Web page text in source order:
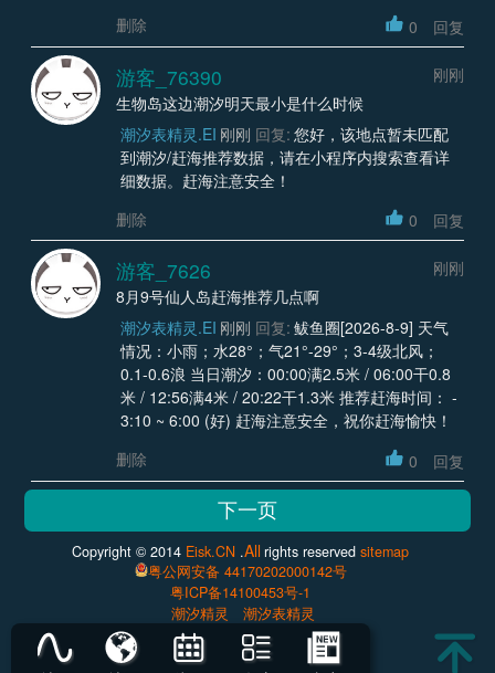
删除
0 回复
游客_76390
刚刚
生物岛这边潮汐明天最小是什么时候
潮汐表精灵.EI 刚刚 回复: 您好，该地点暂未匹配
到潮汐/赶海推荐数据，请在小程序内搜索查看详
细数据。赶海注意安全！
删除
0 回复
游客_7626
刚刚
8月9号仙人岛赶海推荐几点啊
潮汐表精灵.EI 刚刚 回复: 鲅鱼圈[2026-8-9] 天气
情况：小雨；水28°；气21°-29°；3-4级北风；
0.1-0.6浪 当日潮汐：00:00满2.5米 / 06:00干0.8
米 / 12:56满4米 / 20:22干1.3米 推荐赶海时间： -
3:10 ~ 6:00 (好) 赶海注意安全，祝你赶海愉快！
删除
0 回复
Copyright © 2014 Eisk.CN .Allrights reservedsitemap
粤公网安备 44170202000142号
粤ICP备14100453号-1
潮汐精灵
潮汐表精灵